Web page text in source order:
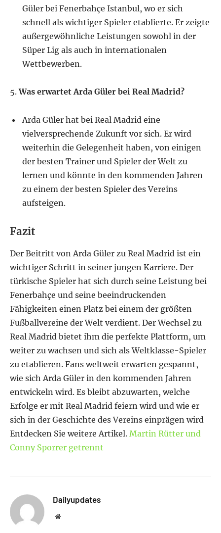
Güler bei Fenerbahçe Istanbul, wo er sich
schnell als wichtiger Spieler etablierte. Er zeigte
außergewöhnliche Leistungen sowohl in der
Süper Lig als auch in internationalen
Wettbewerben.
5.Was erwartet Arda Güler bei Real Madrid?
Arda Güler hat bei Real Madrid eine
vielversprechende Zukunft vor sich. Er wird
weiterhin die Gelegenheit haben, von einigen
der besten Trainer und Spieler der Welt zu
lernen und könnte in den kommenden Jahren
zu einem der besten Spieler des Vereins
aufsteigen.
Fazit
Der Beitritt von Arda Güler zu Real Madrid ist ein
wichtiger Schritt in seiner jungen Karriere. Der
türkische Spieler hat sich durch seine Leistung bei
Fenerbahçe und seine beeindruckenden
Fähigkeiten einen Platz bei einem der größten
Fußballvereine der Welt verdient. Der Wechsel zu
Real Madrid bietet ihm die perfekte Plattform, um
weiter zu wachsen und sich als Weltklasse-Spieler
zu etablieren. Fans weltweit erwarten gespannt,
wie sich Arda Güler in den kommenden Jahren
entwickeln wird. Es bleibt abzuwarten, welche
Erfolge er mit Real Madrid feiern wird und wie er
sich in der Geschichte des Vereins einprägen wird
Entdecken Sie weitere Artikel. Martin Rütter und
Conny Sporrer getrennt
Dailyupdates
Website